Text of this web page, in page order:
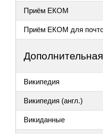
Приём ЕКОМ
Приём ЕКОМ для
Википедия
Википедия (англ.)
Викиданные